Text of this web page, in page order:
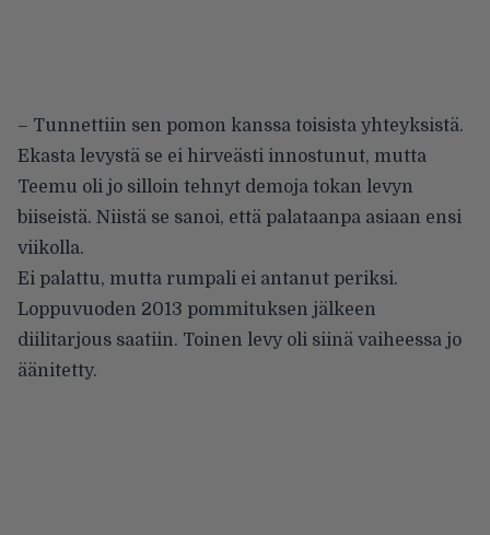
– Tunnettiin sen pomon kanssa toisista yhteyksistä.
Ekasta levystä se ei hirveästi innostunut, mutta
Teemu oli jo silloin tehnyt demoja tokan levyn
biiseistä. Niistä se sanoi, että palataanpa asiaan ensi
viikolla.
Ei palattu, mutta rumpali ei antanut periksi.
Loppuvuoden 2013 pommituksen jälkeen
diilitarjous saatiin. Toinen levy oli siinä vaiheessa jo
äänitetty.